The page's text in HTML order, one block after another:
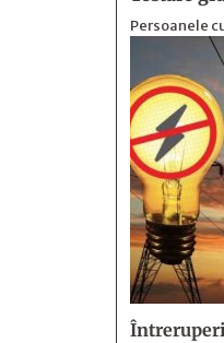
Persoanele
Întreruperi